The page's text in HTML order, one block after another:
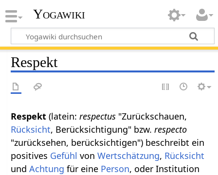
Yogawiki
Respekt
Respekt(latein:respectus "Zurückschauen,
Rücksicht, Berücksichtigung" bzw.respecto
"zurücksehen, berücksichtigen") beschreibt ein
positives Gefühl vonWertschätzung, Rücksicht
undAchtung für eine Person, oder Institution